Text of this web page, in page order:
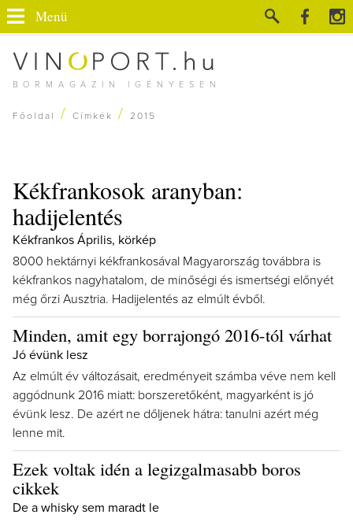
BORMAGAZIN IGÉNYESEN
Menü
Főoldal / Címkék / 2015
Kékfrankosok aranyban:
hadijelentés
Kékfrankos Április, körkép
8000 hektárnyi kékfrankosával Magyarország továbbra is
kékfrankos nagyhatalom, de minőségi és ismertségi előnyét
még őrzi Ausztria. Hadijelentés az elmúlt évből.
Minden, amit egy borrajongó 2016-tól várhat
Jó évünk lesz
Az elmúlt év változásait, eredményeit számba véve nem kell
aggódnunk 2016 miatt: borszeretőként, magyarként is jó
évünk lesz. De azért ne dőljenek hátra: tanulni azért még
lenne mit.
Ezek voltak idén a legizgalmasabb boros
cikkek
De a whisky sem maradt le